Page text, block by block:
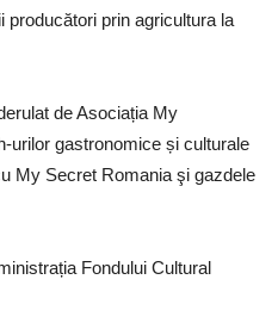
producători prin agricultura la
de Asociația My
urilor gastronomice și culturale
My Secret Romania şi gazdele
Fondului Cultural